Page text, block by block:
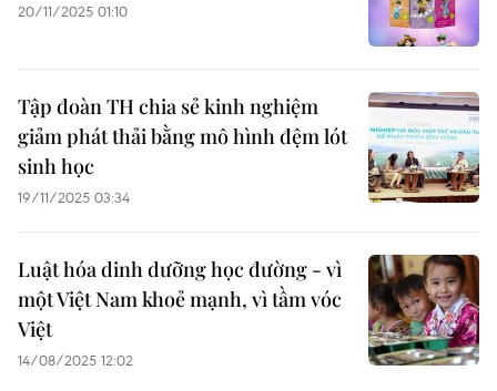
20/11/2025 01:10
Tập đoàn TH chia sẻ kinh nghiệm
giảm phát thải bằng mô hình đệm lót
sinh học
19/11/2025 03:34
Luật hóa dinh dưỡng học đường - vì
một Việt Nam khoẻ mạnh, vì tầm vóc
Việt
14/08/2025 12:02